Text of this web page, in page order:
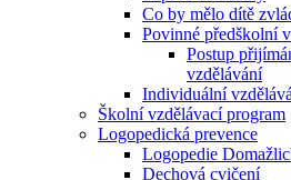
Co by mělo dítě
Povinné předškolní
Postup
vzdělávání
Individuální
Školní vzdělávací program
Logopedická prevence
Logopedie
Dechová cvičení